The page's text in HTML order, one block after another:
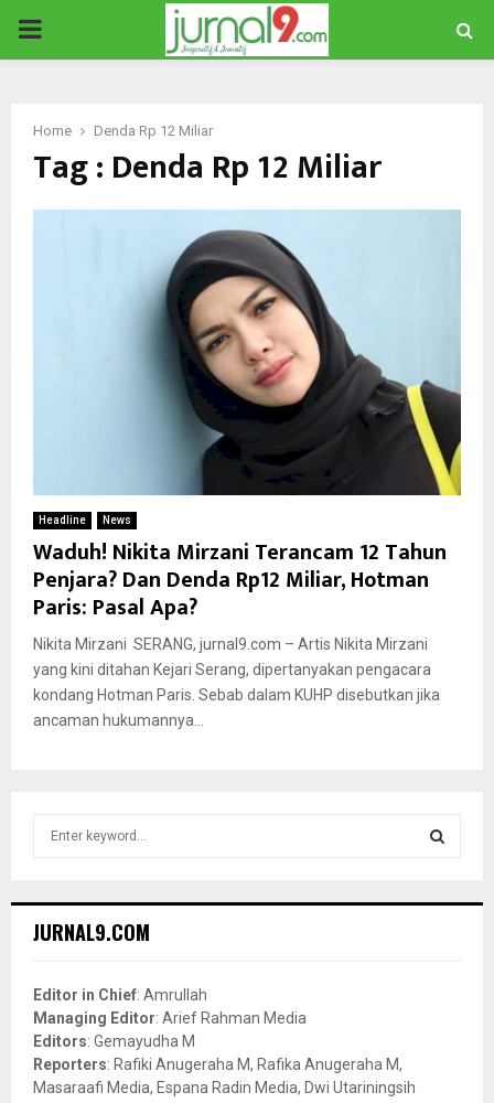
PRIMARY
Home Denda Rp 12 Miliar
Tag : Denda Rp 12 Miliar
Headline News
Waduh! Nikita Mirzani Terancam 12 Tahun
Penjara? Dan Denda Rp12 Miliar, Hotman
Paris: Pasal Apa?
Nikita Mirzani SERANG, jurnal9.com – Artis Nikita Mirzani
yang kini ditahan Kejari Serang, dipertanyakan pengacara
kondang Hotman Paris. Sebab dalam KUHP disebutkan jika
ancaman hukumannya...
h
o
r
:
JURNAL9.COM
Editor in Chief: Amrullah
Managing Editor: Arief Rahman Media
Editors: Gemayudha M
Reporters: Rafiki Anugeraha M, Rafika Anugeraha M,
Masaraafi Media, Espana Radin Media, Dwi Utariningsih